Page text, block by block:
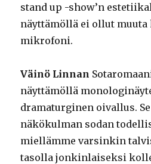
stand up -show’n
näyttämöllä ei ollut muuta
mikrofoni.
Väinö Linnan
näyttämöllä
dramaturginen oivallus. Se
näkökulman sodan
miellämme varsinkin
tasolla jonkinlaiseksi